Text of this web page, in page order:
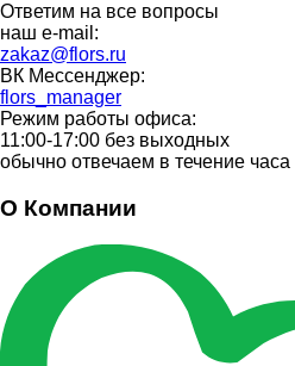
Ответим на все вопросы
наш e-mail:
zakaz@flors.ru
ВК Мессенджер:
flors_manager
Режим работы офиса:
11:00-17:00 без выходных
обычно отвечаем в течение часа
О Компании